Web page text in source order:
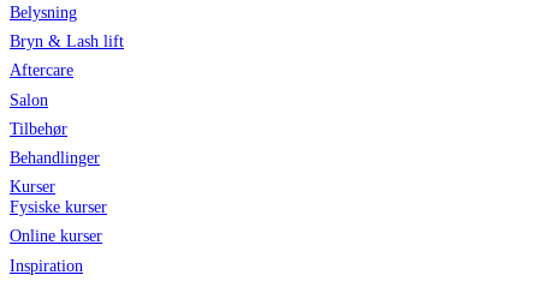
Belysning
Bryn & Lash lift
Aftercare
Salon
Tilbehør
Behandlinger
Kurser
Fysiske kurser
Online kurser
Inspiration